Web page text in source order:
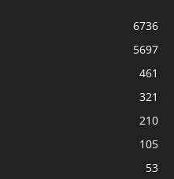
6736
5697
461
321
210
105
53